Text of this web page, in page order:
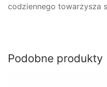
codziennego towarzysza
Podobne produkty